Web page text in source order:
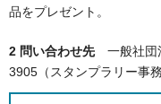
品をプレゼント。
2 問い合わせ先一般社団
3905（スタンプラリー事務